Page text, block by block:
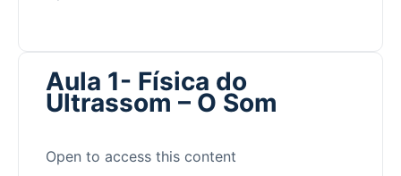
Aula 1- Física do
Ultrassom – O Som
Open to access this content